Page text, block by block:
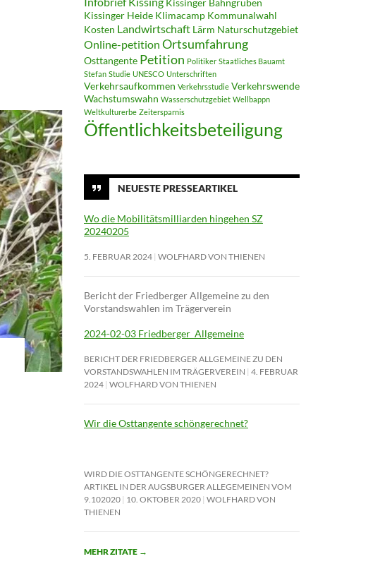
Kissinger Bahngruben
Kissinger Heide Klimacamp Kommunalwahl
Kosten Landwirtschaft Lärm Naturschutzgebiet
Online-petition Ortsumfahrung
Osttangente Petition Politiker Staatliches Bauamt
Stefan Studie UNESCO Unterschriften
Verkehrsaufkommen Verkehrsstudie Verkehrswende
Wachstumswahn Wasserschutzgebiet Wellbappn
Weltkulturerbe Zeitersparnis
Öffentlichkeitsbeteiligung
NEUESTE PRESSEARTIKEL
Wo die Mobilitätsmilliarden hingehen SZ
20240205
5. FEBRUAR 2024 WOLFHARD VON THIENEN
Bericht der Friedberger Allgemeine zu den
Vorstandswahlen im Trägerverein
2024-02-03 Friedberger_Allgemeine
BERICHT DER FRIEDBERGER ALLGEMEINE ZU DEN
VORSTANDSWAHLEN IM TRÄGERVEREIN 4. FEBRUAR
2024 WOLFHARD VON THIENEN
Wir die Osttangente schöngerechnet?
WIRD DIE OSTTANGENTE SCHÖNGERECHNET?
ARTIKEL IN DER AUGSBURGER ALLEGEMEINEN VOM
9.102020 10. OKTOBER 2020 WOLFHARD VON
THIENEN
MEHR ZITATE →